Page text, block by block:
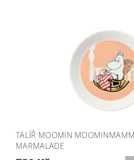
TALÍŘ MOOMIN
MARMALADE